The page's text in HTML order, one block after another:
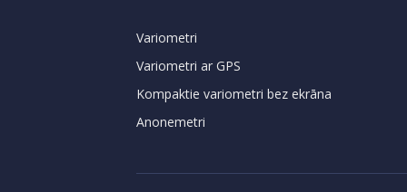
Variometri
Variometri ar GPS
Kompaktie variometri bez ekrāna
Anonemetri